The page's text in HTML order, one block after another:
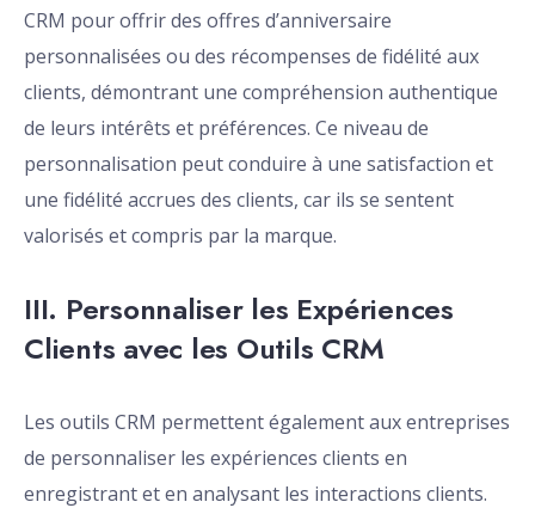
CRM pour offrir des offres d’anniversaire
personnalisées ou des récompenses de fidélité aux
clients, démontrant une compréhension authentique
de leurs intérêts et préférences. Ce niveau de
personnalisation peut conduire à une satisfaction et
une fidélité accrues des clients, car ils se sentent
valorisés et compris par la marque.
III. Personnaliser les Expériences
Clients avec les Outils CRM
Les outils CRM permettent également aux entreprises
de personnaliser les expériences clients en
enregistrant et en analysant les interactions clients.